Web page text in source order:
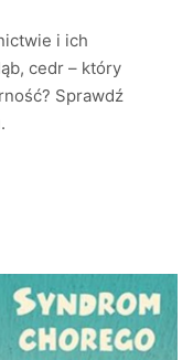
i ich
cedr – który
Sprawdź